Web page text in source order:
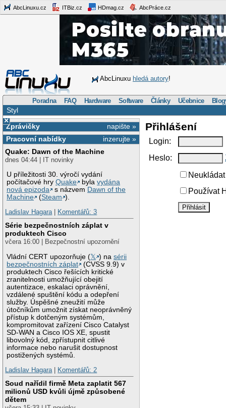
AbcLinuxu.cz ITBiz.cz HDmag.cz AbcPráce.cz
AbcLinuxu hledá autory!
Poradna FAQ Hardware Software Články Učebnice
Styl
×
napište »
Zprávičky
inzerujte »
Pracovní nabídky
Quake: Dawn of the Machine
dnes 04:44 | IT novinky
U příležitosti 30. výročí vydání
počítačové hryQuake bylavydána
nová epizoda
s názvem Dawn of the
Machine
(Steam ).
Ladislav Hagara| Komentářů: 3
Série bezpečnostních záplat v
produktech Cisco
včera 16:00 | Bezpečnostní upozornění
Vládní CERT upozorňuje (𝕏 ) nasérii
bezpečnostních záplat
(CVSS 9.9) v
produktech Cisco řešících kritické
zranitelnosti umožňující obejití
autentizace, eskalaci oprávnění,
vzdálené spuštění kódu a odepření
služby. Úspěšné zneužití může
útočníkům umožnit získat neoprávněný
přístup k dotčeným systémům,
kompromitovat zařízení Cisco Catalyst
SD-WAN a Cisco IOS XE, spustit
libovolný kód, zpřístupnit citlivé
informace nebo narušit dostupnost
postižených systémů.
Ladislav Hagara| Komentářů: 2
Soud nařídil firmě Meta zaplatit 567
milionů USD kvůli újmě způsobené
dětem
Přihlášení
Login:
Heslo:
Používat